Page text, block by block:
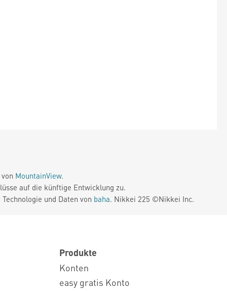
MountainView.
auf die künftige Entwicklung zu.
und Daten von baha. Nikkei 225 ©Nikkei Inc.
Produkte
Konten
easy gratis Konto